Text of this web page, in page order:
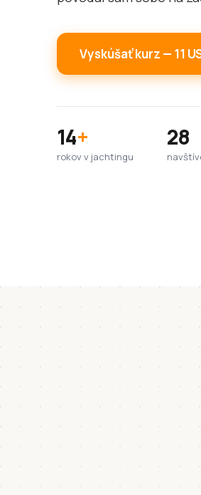
Vyskúšať kurz — 11
14+
rokov v jachtingu
28